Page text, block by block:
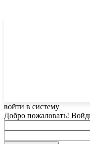
войти в систему
Добро пожаловать!